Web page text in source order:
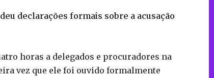
declarações formais sobre a acusação
horas a delegados e procuradores na
vez que ele foi ouvido formalmente